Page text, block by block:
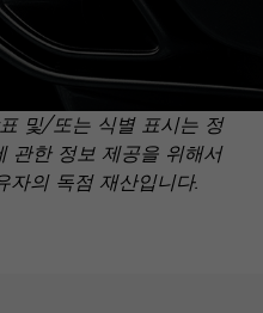
및/또는 식별 표시는 정
관한 정보 제공을 위해서
자의 독점 재산입니다.